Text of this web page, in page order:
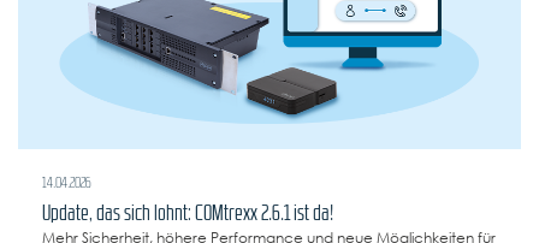
14.04.2026
Update, das sich lohnt: COMtrexx 2.6.1 ist da!
Mehr Sicherheit, höhere Performance und neue Möglichkeiten für